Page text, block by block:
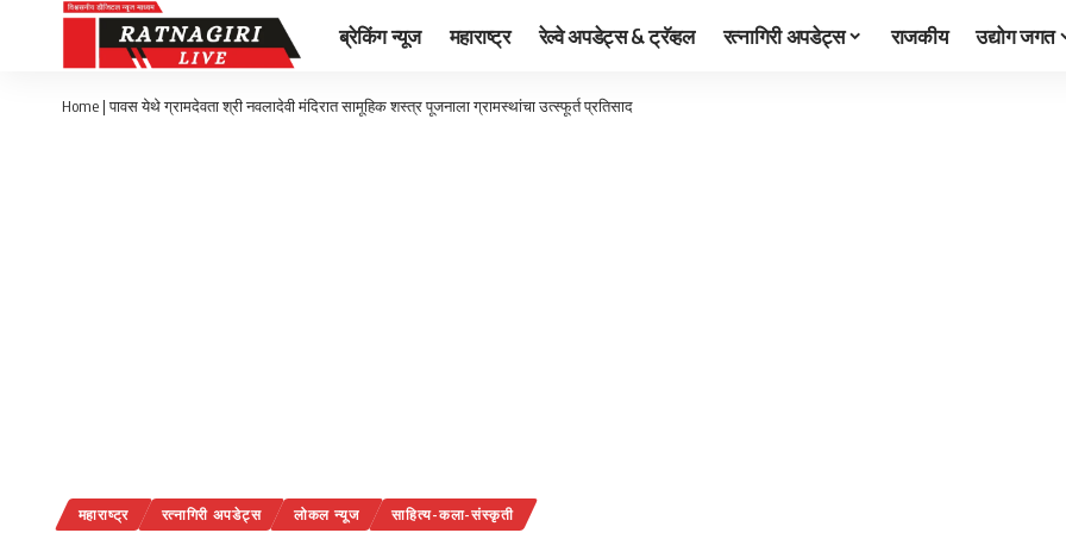
ब्रेकिंग न्यूज महाराष्ट्र रेल्वे अपडेट्स & ट्रॅव्हल रत्नागिरी अपडेट्स राजकीय उद्योग जगत
Home |पावस येथे ग्रामदेवता श्री नवलादेवी मंदिरात सामूहिक शस्त्र पूजनाला ग्रामस्थांचा उत्स्फूर्त प्रतिसाद
महाराष्ट्र रत्नागिरी अपडेट्स लोकल न्यूज साहित्य-कला-संस्कृती